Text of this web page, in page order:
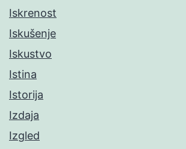
Iskrenost
Iskušenje
Iskustvo
Istina
Istorija
Izdaja
Izgled